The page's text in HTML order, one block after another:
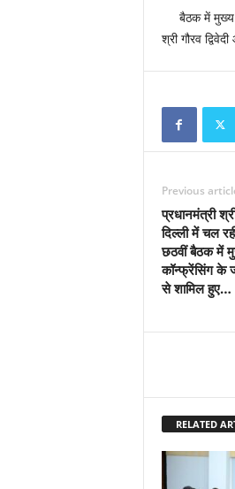
बैठक में मुख्य
श्री गौरव
Previous
प्रधानमंत्री
दिल्ली में चल
छठवीं बैठक में
कॉन्फ्रेंसिंग के
से शामिल हुए…
RELATED